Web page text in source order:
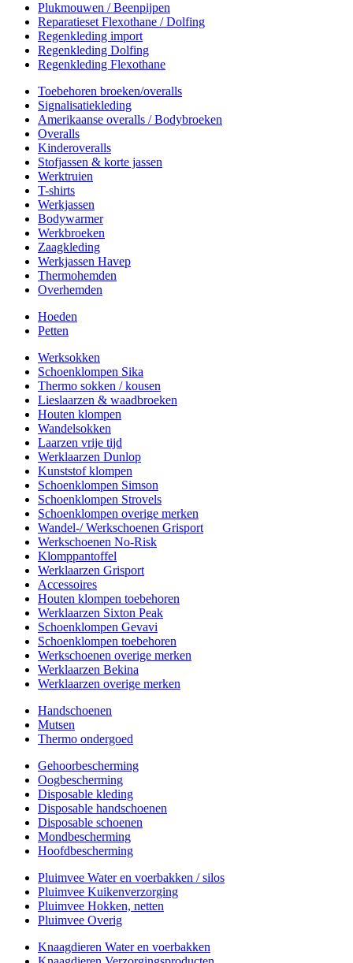
Plukmouwen / Beenpijpen
Reparatieset Flexothane / Dolfing
Regenkleding import
Regenkleding Dolfing
Regenkleding Flexothane
Toebehoren broeken/overalls
Signalisatiekleding
Amerikaanse overalls / Bodybroeken
Overalls
Kinderoveralls
Stofjassen & korte jassen
Werktruien
T-shirts
Werkjassen
Bodywarmer
Werkbroeken
Zaagkleding
Werkjassen Havep
Thermohemden
Overhemden
Hoeden
Petten
Werksokken
Schoenklompen Sika
Thermo sokken / kousen
Lieslaarzen & waadbroeken
Houten klompen
Wandelsokken
Laarzen vrije tijd
Werklaarzen Dunlop
Kunststof klompen
Schoenklompen Simson
Schoenklompen Strovels
Schoenklompen overige merken
Wandel-/ Werkschoenen Grisport
Werkschoenen No-Risk
Klomppantoffel
Werklaarzen Grisport
Accessoires
Houten klompen toebehoren
Werklaarzen Sixton Peak
Schoenklompen Gevavi
Schoenklompen toebehoren
Werkschoenen overige merken
Werklaarzen Bekina
Werklaarzen overige merken
Handschoenen
Mutsen
Thermo ondergoed
Gehoorbescherming
Oogbescherming
Disposable kleding
Disposable handschoenen
Disposable schoenen
Mondbescherming
Hoofdbescherming
Pluimvee Water en voerbakken / silos
Pluimvee Kuikenverzorging
Pluimvee Hokken, netten
Pluimvee Overig
Knaagdieren Water en voerbakken